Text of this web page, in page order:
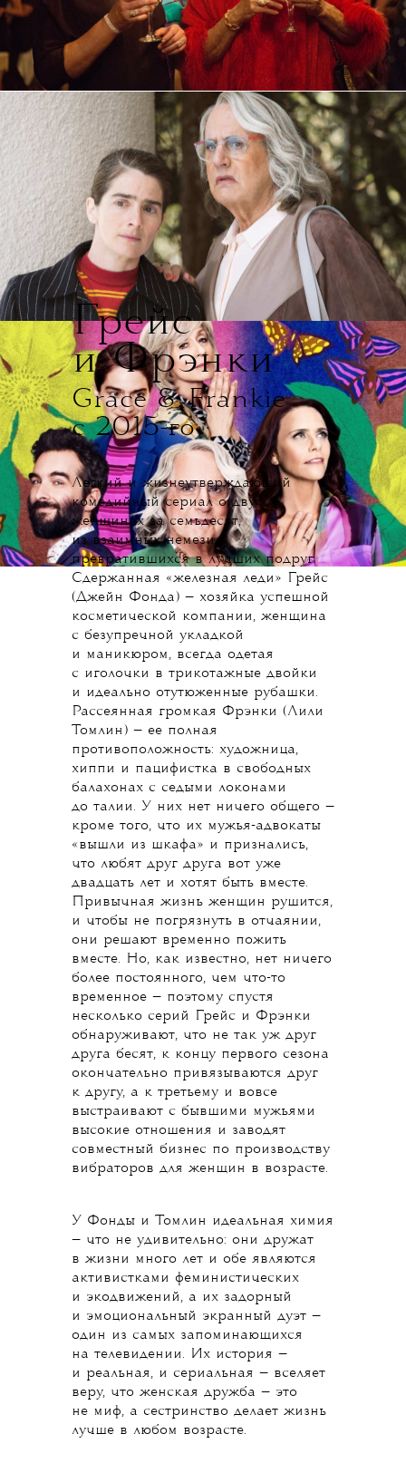
3.
Грейс
и Фрэнки
Grace & Frankie
с 2015-го
Легкий и жизнеутверждающий
комедийный сериал о двух
женщинах за семьдесят,
из взаимных немезид
превратившихся в лучших подруг.
Сдержанная «железная леди» Грейс
(Джейн Фонда) — хозяйка успешной
косметической компании, женщина
с безупречной укладкой
и маникюром, всегда одетая
с иголочки в трикотажные двойки
и идеально отутюженные рубашки.
Рассеянная громкая Фрэнки (Лили
Томлин) — ее полная
противоположность: художница,
хиппи и пацифистка в свободных
балахонах с седыми локонами
до талии. У них нет ничего общего —
кроме того, что их мужья-адвокаты
«вышли из шкафа» и признались,
что любят друг друга вот уже
двадцать лет и хотят быть вместе.
Привычная жизнь женщин рушится,
и чтобы не погрязнуть в отчаянии,
они решают временно пожить
вместе. Но, как известно, нет ничего
более постоянного, чем что-то
временное — поэтому спустя
несколько серий Грейс и Фрэнки
обнаруживают, что не так уж друг
друга бесят, к концу первого сезона
окончательно привязываются друг
к другу, а к третьему и вовсе
выстраивают с бывшими мужьями
высокие отношения и заводят
совместный бизнес по производству
вибраторов для женщин в возрасте.
У Фонды и Томлин идеальная химия
— что не удивительно: они дружат
в жизни много лет и обе являются
активистками феминистических
и экодвижений, а их задорный
и эмоциональный экранный дуэт —
один из самых запоминающихся
на телевидении. Их история —
и реальная, и сериальная — вселяет
веру, что женская дружба — это
не миф, а сестринство делает жизнь
лучше в любом возрасте.